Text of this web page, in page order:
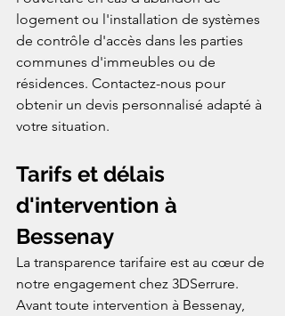
logement ou l'installation de systèmes
de contrôle d'accès dans les parties
communes d'immeubles ou de
résidences. Contactez-nous pour
obtenir un devis personnalisé adapté à
votre situation.
Tarifs et délais
d'intervention à
Bessenay
La transparence tarifaire est au cœur de
notre engagement chez 3DSerrure.
Avant toute intervention à Bessenay,